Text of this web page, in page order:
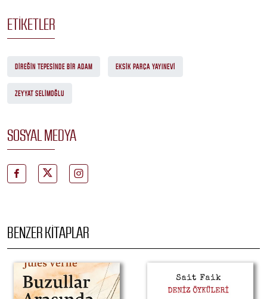
ETIKETLER
DIREĞIN TEPESINDE BIR ADAM EKSIK PARÇA YAYINEVI
ZEYYAT SELIMOĞLU
SOSYAL MEDYA
BENZER KITAPLAR